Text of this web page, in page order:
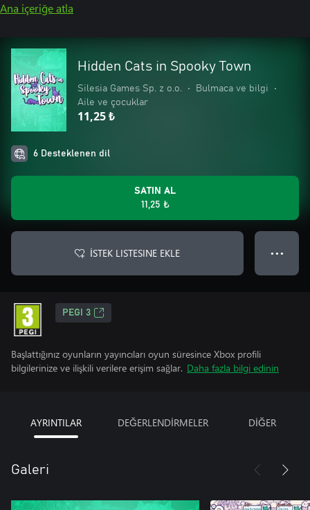
Ana içeriğe atla
Hidden Cats in Spooky Town
Silesia Games Sp. z o.o. • Bulmaca ve bilgi
•
Aile ve çocuklar
11,25 ₺
6 Desteklenen dil
SATIN AL
11,25 ₺
İSTEK LISTESINE EKLE ● ● ●
PEGI 3
Başlattığınız oyunların yayıncıları oyun süresince Xbox profili
bilgilerinize ve ilişkili verilere erişim sağlar. Daha fazla bilgi edinin
AYRINTILAR DEĞERLENDİRMELER DİĞER
Galeri